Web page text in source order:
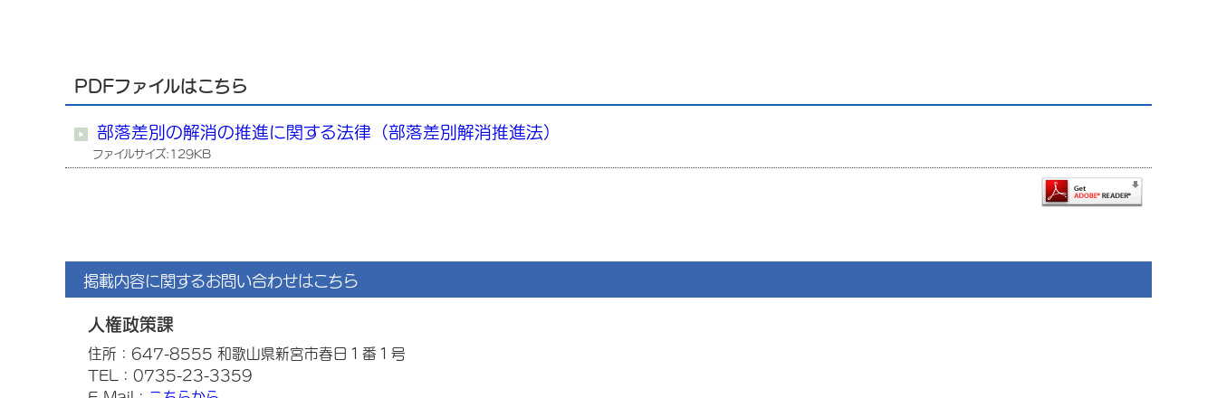
PDFファイルはこちら
部落差別の解消の推進に関する法律（部落差別解消推進法）
ファイルサイズ:129KB
掲載内容に関するお問い合わせはこちら
人権政策課
住所：647-8555 和歌山県新宮市春日１番１号
TEL：0735-23-3359